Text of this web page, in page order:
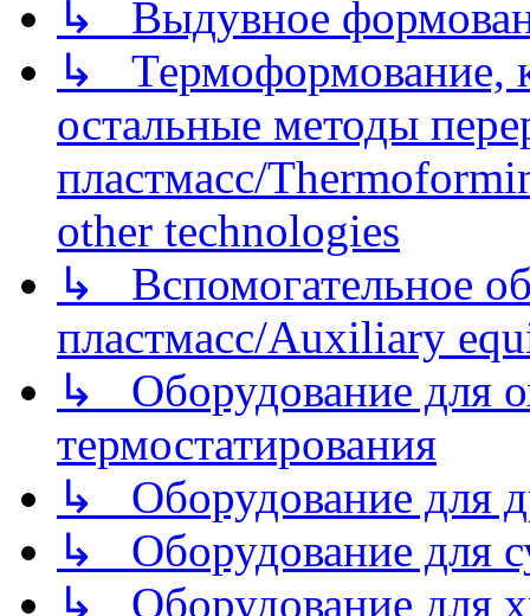
↳ Выдувное
↳ Термоформование,
остальные методы
пластмасс/
other technologies
↳ Вспомогательное
пластмасс/Auxiliary
↳ Оборудование для
термостатирования
↳ Оборудование для
↳ Оборудование для
↳ Оборудование для